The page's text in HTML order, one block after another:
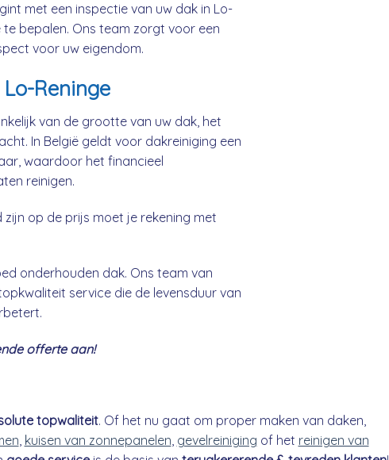
met een inspectie van uw dak in Lo-
bepalen. Ons team zorgt voor een
voor uw eigendom.
Reninge
van de grootte van uw dak, het
In België geldt voor dakreiniging een
waardoor het financieel
reinigen.
op de prijs moet je rekening met
onderhouden dak. Ons team van
service die de levensduur van
offerte aan!
topwaliteit. Of het nu gaat om proper maken van daken,
, kuisen van zonnepanelen, gevelreiniging of het reinigen van